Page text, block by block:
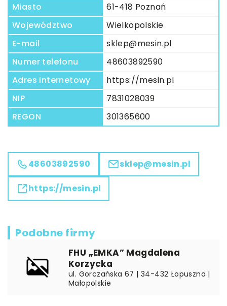
Miasto
61-418 Poznań
Województwo
Wielkopolskie
E-mail
sklep@mesin.pl
Numer telefonu
48603892590
Adres internetowy
https://mesin.pl
NIP
7831028039
REGON
301365600
48603892590 sklep@mesin.pl
https://mesin.pl
Podobne firmy
FHU „EMKA” Magdalena
Korzycka
ul. Gorczańska 67 | 34-432 Łopuszna |
Małopolskie